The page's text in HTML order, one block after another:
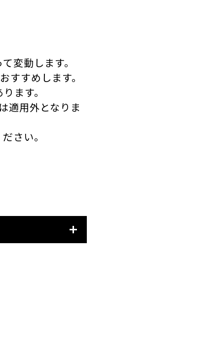
変動します。
すめします。
ます。
適用外となりま
さい。